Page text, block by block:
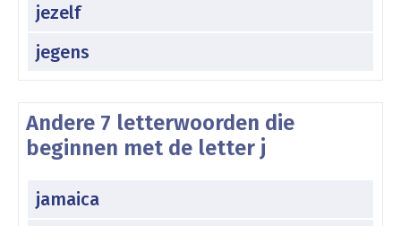
jezelf
jegens
Andere 7 letterwoorden die
beginnen met de letter j
jamaica